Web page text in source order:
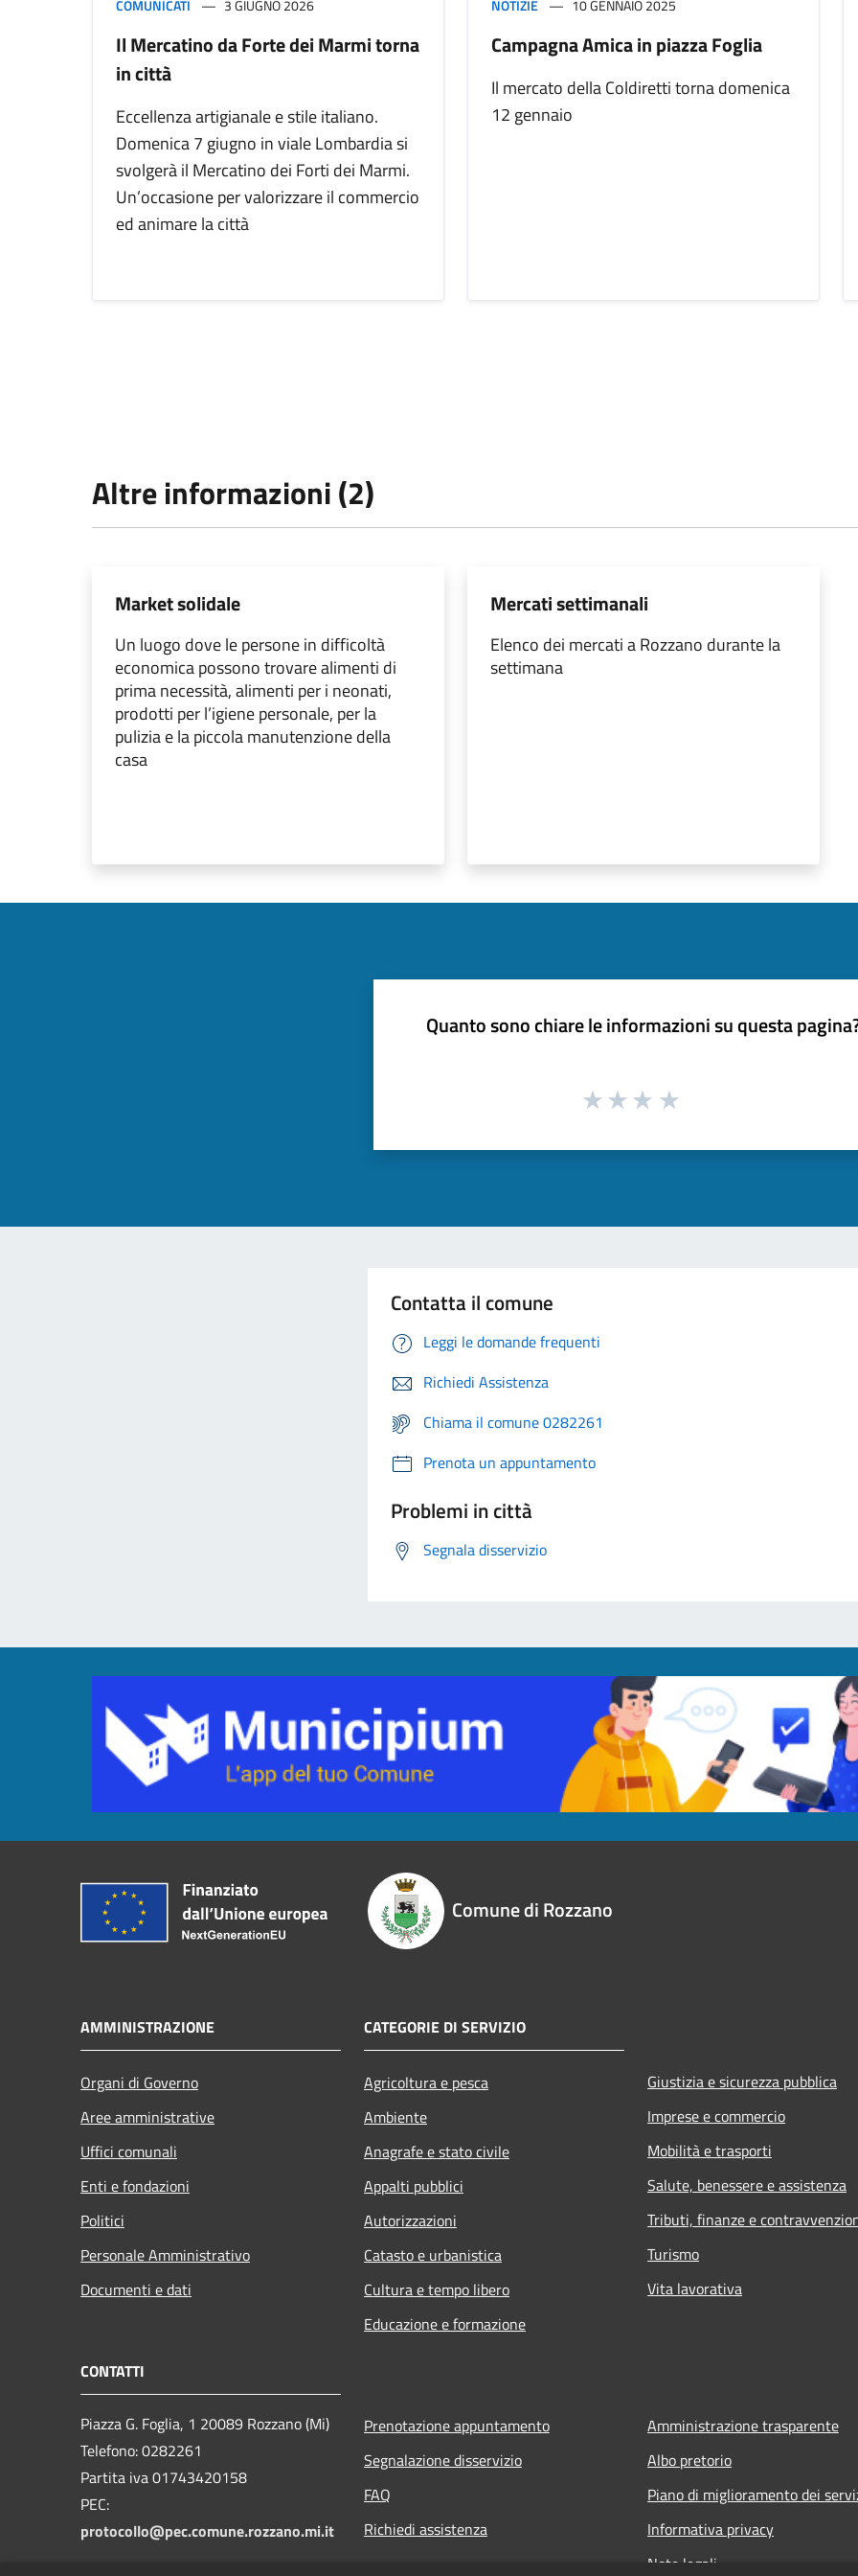
COMUNICATI 3 GIUGNO 2026
Il Mercatino da Forte dei Marmi torna
in città
Eccellenza artigianale e stile italiano.
Domenica 7 giugno in viale Lombardia si
svolgerà il Mercatino dei Forti dei Marmi.
Un’occasione per valorizzare il commercio
ed animare la città
NOTIZIE 10 GENNAIO 2025
Campagna Amica in piazza Foglia
Il mercato della Coldiretti torna domenica
12 gennaio
Altre informazioni (2)
Market solidale
Un luogo dove le persone in difficoltà
economica possono trovare alimenti di
prima necessità, alimenti per i neonati,
prodotti per l’igiene personale, per la
pulizia e la piccola manutenzione della
casa
Mercati settimanali
Elenco dei mercati a Rozzano durante la
settimana
Quanto sono chiare le informazioni su questa
Contatta il comune
Leggi le domande frequenti
Richiedi Assistenza
Chiama il comune 0282261
Prenota un appuntamento
Problemi in città
Segnala disservizio
Comune di Rozzano
AMMINISTRAZIONE
Organi di Governo
Aree amministrative
Uffici comunali
Enti e fondazioni
Politici
Personale Amministrativo
Documenti e dati
CATEGORIE DI SERVIZIO
Agricoltura e pesca
Ambiente
Anagrafe e stato civile
Appalti pubblici
Autorizzazioni
Catasto e urbanistica
Cultura e tempo libero
Educazione e formazione
Giustizia e sicurezza pubblica
Imprese e commercio
Mobilità e trasporti
Salute, benessere e assistenza
Tributi, finanze e
Turismo
Vita lavorativa
CONTATTI
Piazza G. Foglia, 1 20089 Rozzano (Mi)
Telefono: 0282261
Partita iva 01743420158
PEC:
protocollo@pec.comune.rozzano.mi.it
Prenotazione appuntamento
Segnalazione disservizio
FAQ
Richiedi assistenza
Amministrazione trasparente
Albo pretorio
Piano di miglioramento dei
Informativa privacy
Note legali